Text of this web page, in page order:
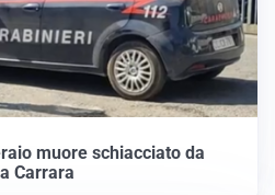
muore schiacciato da
Carrara